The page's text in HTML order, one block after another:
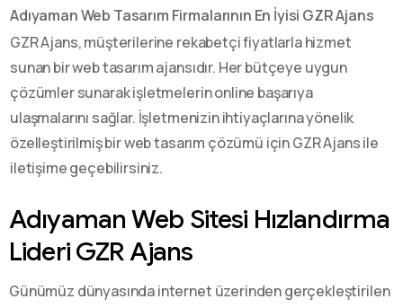
Adıyaman Web Tasarım Firmalarının En İyisi GZR Ajans
GZR Ajans, müşterilerine rekabetçi fiyatlarla hizmet
sunan bir web tasarım ajansıdır. Her bütçeye uygun
çözümler sunarak işletmelerin online başarıya
ulaşmalarını sağlar. İşletmenizin ihtiyaçlarına yönelik
özelleştirilmiş bir web tasarım çözümü için GZR Ajans ile
iletişime geçebilirsiniz.
Adıyaman Web Sitesi Hızlandırma
Lideri GZR Ajans
Günümüz dünyasında internet üzerinden gerçekleştirilen